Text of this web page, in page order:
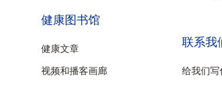
健康图书馆
健康文章
视频和播客画廊
联系我
给我们写